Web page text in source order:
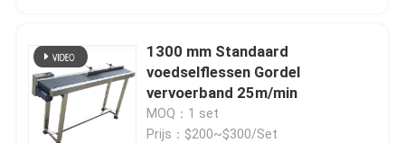
1300 mm Standaard
voedselflessen Gordel
vervoerband 25m/min
MOQ：1 set
Prijs：$200~$300/Set